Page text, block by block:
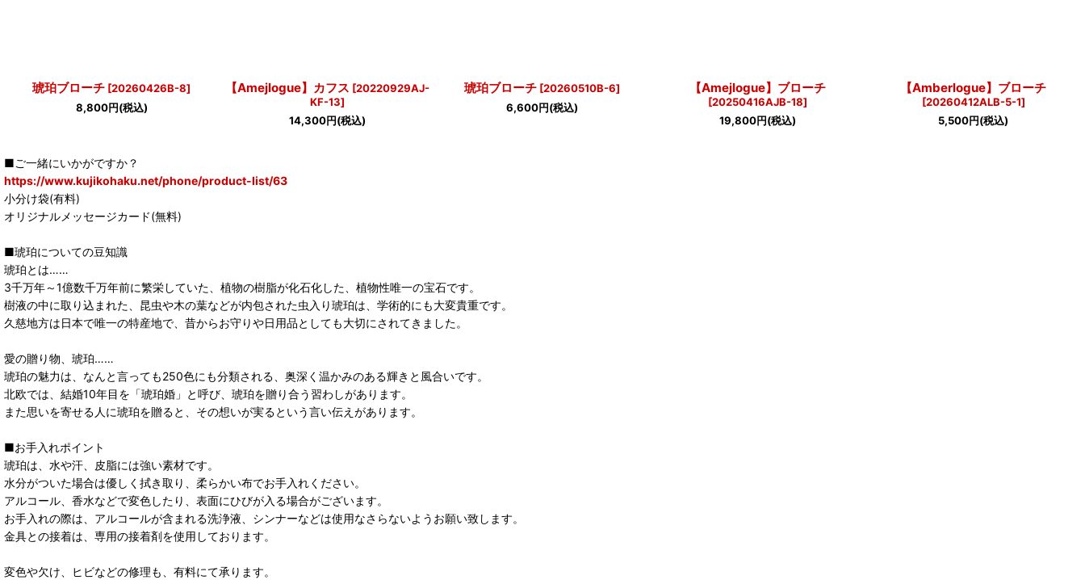
琥珀ブローチ [20260426B-8]
8,800円(税込)
【Amejlogue】カフス [20220929AJ-
KF-13]
14,300円(税込)
琥珀ブローチ [20260510B-6]
6,600円(税込)
【Amejlogue】ブローチ
[20250416AJB-18]
19,800円(税込)
【Amberlogue】ブローチ
[20260412ALB-5-1]
5,500円(税込)
■ご一緒にいかがですか？
https://www.kujikohaku.net/phone/product-list/63
小分け袋(有料)
オリジナルメッセージカード(無料)
■琥珀についての豆知識
琥珀とは……
3千万年～1億数千万年前に繁栄していた、植物の樹脂が化石化した、植物性唯一の宝石です。
樹液の中に取り込まれた、昆虫や木の葉などが内包された虫入り琥珀は、学術的にも大変貴重です。
久慈地方は日本で唯一の特産地で、昔からお守りや日用品としても大切にされてきました。
愛の贈り物、琥珀……
琥珀の魅力は、なんと言っても250色にも分類される、奥深く温かみのある輝きと風合いです。
北欧では、結婚10年目を「琥珀婚」と呼び、琥珀を贈り合う習わしがあります。
また思いを寄せる人に琥珀を贈ると、その想いが実るという言い伝えがあります。
■お手入れポイント
琥珀は、水や汗、皮脂には強い素材です。
水分がついた場合は優しく拭き取り、柔らかい布でお手入れください。
アルコール、香水などで変色したり、表面にひびが入る場合がございます。
お手入れの際は、アルコールが含まれる洗浄液、シンナーなどは使用なさらないようお願い致します。
金具との接着は、専用の接着剤を使用しております。
変色や欠け、ヒビなどの修理も、有料にて承ります。